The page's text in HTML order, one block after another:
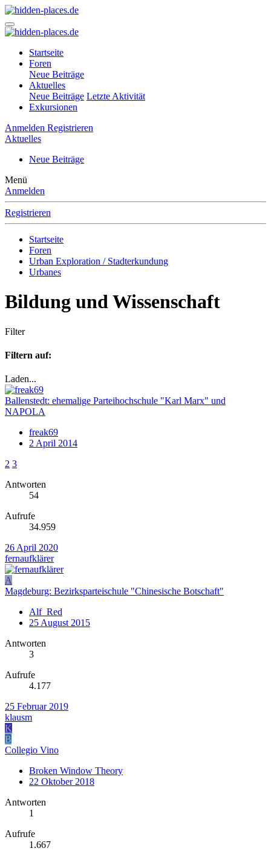
Startseite
Foren
Neue Beiträge
Aktuelles
Neue Beiträge Letzte Aktivität
Exkursionen
Anmelden Registrieren
Aktuelles
Neue Beiträge
Menü
Anmelden
Registrieren
Startseite
Foren
Urban Exploration / Stadterkundung
Urbanes
Bildung und Wissenschaft
Filter
Filtern auf:
Laden...
Ballenstedt: ehemalige Parteihochschule "Karl Marx" und
NAPOLA
freak69
2 April 2014
2 3
Antworten
54
Aufrufe
34.959
26 April 2020
fernaufklärer
A
Magdeburg: Bezirksparteischule "Chinesische Botschaft"
Alf_Red
25 August 2015
Antworten
3
Aufrufe
4.177
25 Februar 2019
klausm
K
B
Collegio Vino
Broken Window Theory
22 Oktober 2018
Antworten
1
Aufrufe
1.667